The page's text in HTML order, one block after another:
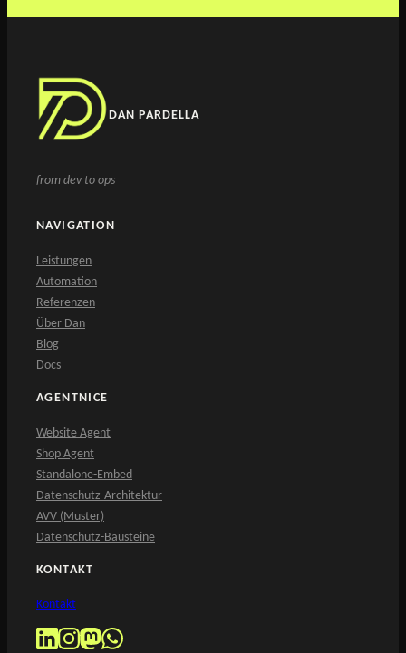
DAN PARDELLA
from dev to ops
NAVIGATION
Leistungen
Automation
Referenzen
Über Dan
Blog
Docs
AGENTNICE
Website Agent
Shop Agent
Standalone-Embed
Datenschutz-Architektur
AVV (Muster)
Datenschutz-Bausteine
KONTAKT
Kontakt